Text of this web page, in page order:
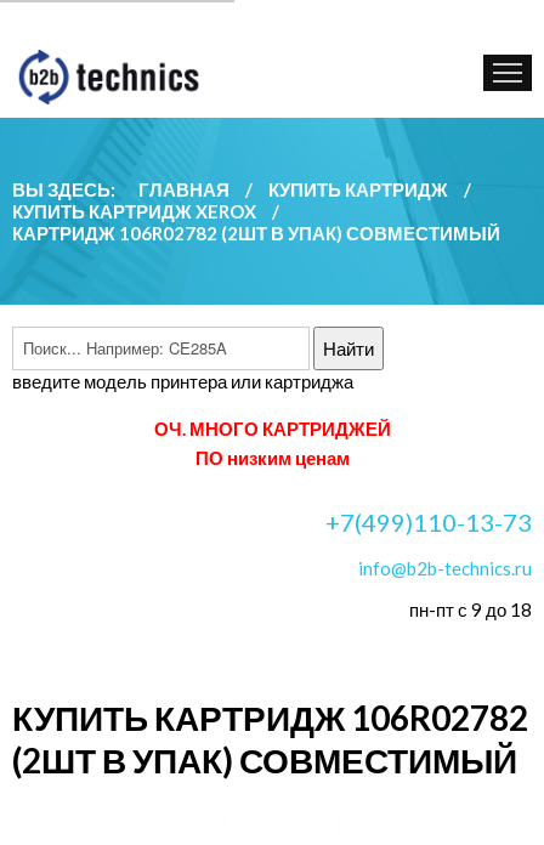
КУПИТЬ КАРТРИДЖ
ГОС. УЧРЕЖДЕНИЯМ
КОНТАКТЫ
ВЫ ЗДЕСЬ: ГЛАВНАЯ / КУПИТЬ КАРТРИДЖ
/
КУПИТЬ КАРТРИДЖ XEROX
/
КАРТРИДЖ 106R02782 (2ШТ В УПАК) СОВМЕСТИМЫЙ
введите модель принтера или картриджа
ОЧ. МНОГО КАРТРИДЖЕЙ
ПО низким ценам
+7(499)110-13-73
info@b2b-technics.ru
пн-пт с 9 до 18
КУПИТЬ КАРТРИДЖ 106R02782
(2ШТ В УПАК) СОВМЕСТИМЫЙ